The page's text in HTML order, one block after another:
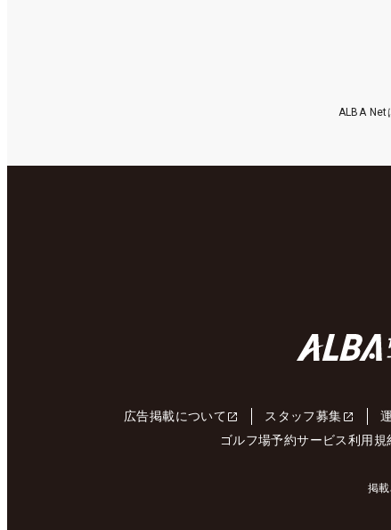
ALBA Net
広告掲載について スタッフ募集
ゴルフ場予約サービス利用規
掲